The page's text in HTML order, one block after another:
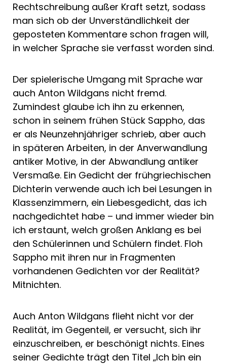
Rechtschreibung außer Kraft setzt, sodass
man sich ob der Unverständlichkeit der
geposteten Kommentare schon fragen will,
in welcher Sprache sie verfasst worden sind.
Der spielerische Umgang mit Sprache war
auch Anton Wildgans nicht fremd.
Zumindest glaube ich ihn zu erkennen,
schon in seinem frühen Stück Sappho, das
er als Neunzehnjähriger schrieb, aber auch
in späteren Arbeiten, in der Anverwandlung
antiker Motive, in der Abwandlung antiker
Versmaße. Ein Gedicht der frühgriechischen
Dichterin verwende auch ich bei Lesungen in
Klassenzimmern, ein Liebesgedicht, das ich
nachgedichtet habe – und immer wieder bin
ich erstaunt, welch großen Anklang es bei
den Schülerinnen und Schülern findet. Floh
Sappho mit ihren nur in Fragmenten
vorhandenen Gedichten vor der Realität?
Mitnichten.
Auch Anton Wildgans flieht nicht vor der
Realität, im Gegenteil, er versucht, sich ihr
einzuschreiben, er beschönigt nichts. Eines
seiner Gedichte trägt den Titel „Ich bin ein